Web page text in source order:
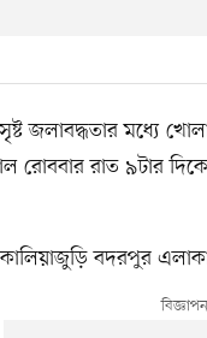
সৃষ্ট জলাবদ্ধতার মধ্যে
রোববার রাত ৯টার
বদরপুর